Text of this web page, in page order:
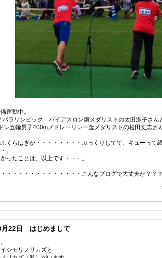
運動中。
パラリンピック バイアスロン銅メダリストの太田渉子さん
ン五輪男子400mメドレーリレー金メダリストの松田丈志さん
くらはぎが・・・・・・・・ぷっくりしてて、キューって
。
ったことは、以上です・・・。
・・・・・・・・・・・・・・こんなブログで大丈夫か？？
月22日 はじめまして
シモリノリカズと